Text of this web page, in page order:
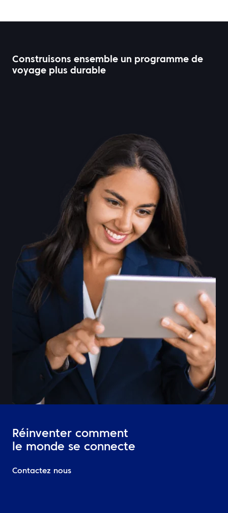
Construisons ensemble un programme de
voyage plus durable
Réinventer comment
le monde se connecte
Contactez nous